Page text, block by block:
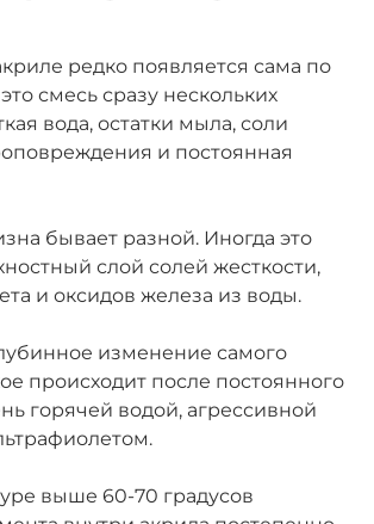
редко появляется сама по
смесь сразу нескольких
вода, остатки мыла, соли
и постоянная
бывает разной. Иногда это
слой солей жесткости,
и оксидов железа из воды.
изменение самого
происходит после постоянного
горячей водой, агрессивной
выше 60-70 градусов